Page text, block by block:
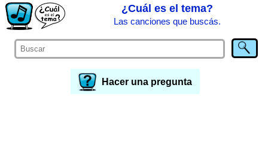
¿Cuál es el tema?
Las canciones que buscás.
Hacer una pregunta